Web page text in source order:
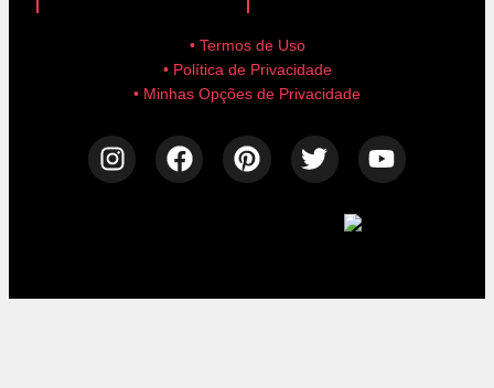
• Termos de Uso
• Política de Privacidade
• Minhas Opções de Privacidade